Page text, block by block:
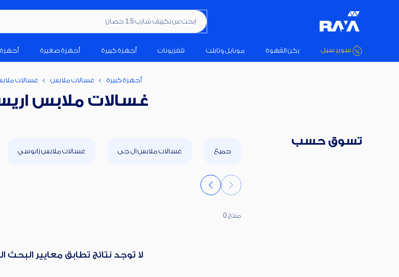
ابحث عن تكييف شارب 1.5 حصان
سوبر سيل ركن القهوة موبايل وتابلت تلفزيونات أجهزة كبيرة أجهزة صغيرة
أجهزة كبيرة غسالات ملابس غسالات
غسالات ملابس
تسوق حسب
جميع غسالات ملابس ال جى غسالات ملابس زانوسي
منتج 0
لا توجد نتائج تطابق معايير